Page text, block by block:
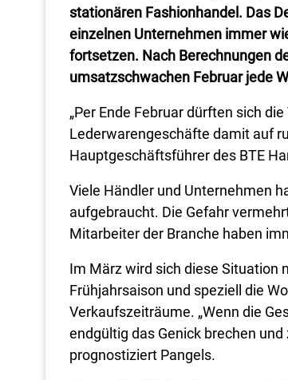
stationären Fashionhandel. Das
einzelnen Unternehmen immer
fortsetzen. Nach Berechnungen
umsatzschwachen Februar jede
„Per Ende Februar dürften sich
Lederwarengeschäfte damit auf
Hauptgeschäftsführer des BTE
Viele Händler und Unternehmen
aufgebraucht. Die Gefahr
Mitarbeiter der Branche haben
Im März wird sich diese Situation
Frühjahrsaison und speziell die
Verkaufszeiträume. „Wenn die
endgültig das Genick brechen
prognostiziert Pangels.